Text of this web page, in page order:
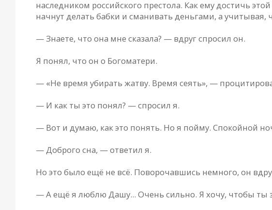
наследником российского престола. Как ему достичь
начнут делать бабки и сманивать деньгами, а
— Знаете, что она мне сказала? — вдруг спросил он.
Я понял, что он о Богоматери.
— «Не время убирать жатву. Время сеять», —
— И как ты это понял? — спросил я.
— Вот и думаю, как это понять. Но я пойму. Спокойной
— Доброго сна, — ответил я.
Но это было ещё не всё. Поворочавшись немного, он
— А ещё я люблю Дашу... Очень сильно. Я хочу, чтобы ты